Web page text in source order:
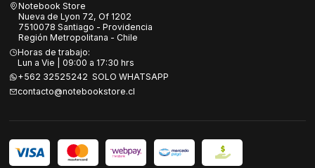
Notebook Store
Nueva de Lyon 72, Of 1202
7510078 Santiago - Providencia
Región Metropolitana - Chile
Horas de trabajo:
Lun a Vie | 09:00 a 17:30 hrs
+562 32525242 SOLO WHATSAPP
contacto@notebookstore.cl